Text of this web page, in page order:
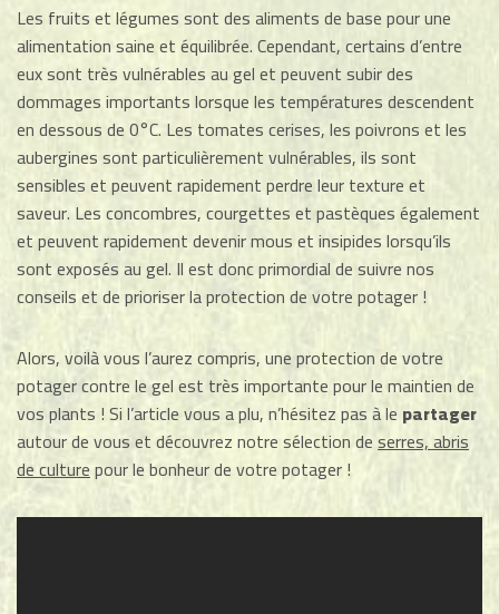
Les fruits et légumes sont des aliments de base pour une
alimentation saine et équilibrée. Cependant, certains d’entre
eux sont très vulnérables au gel et peuvent subir des
dommages importants lorsque les températures descendent
en dessous de 0°C. Les tomates cerises, les poivrons et les
aubergines sont particulièrement vulnérables, ils sont
sensibles et peuvent rapidement perdre leur texture et
saveur. Les concombres, courgettes et pastèques également
et peuvent rapidement devenir mous et insipides lorsqu’ils
sont exposés au gel. Il est donc primordial de suivre nos
conseils et de prioriser la protection de votre potager !
Alors, voilà vous l’aurez compris, une protection de votre
potager contre le gel est très importante pour le maintien de
vos plants ! Si l’article vous a plu, n’hésitez pas à le partager
autour de vous et découvrez notre sélection deserres, abris
de culturepour le bonheur de votre potager !